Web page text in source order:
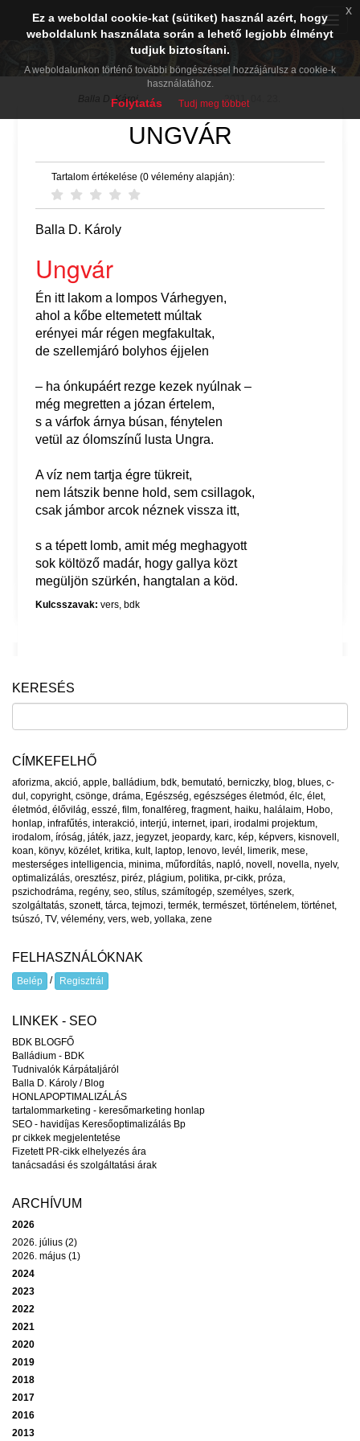
Toggle
BDK PréPost
Balla D. Károj 2011. 04. 23.
UNGVÁR
Tartalom értékelése (0 vélemény alapján):
Balla D. Károly
Ungvár
Én itt lakom a lompos Várhegyen,
ahol a kőbe eltemetett múltak
erényei már régen megfakultak,
de szellemjáró bolyhos éjjelen
– ha ónkupáért rezge kezek nyúlnak –
még megretten a józan értelem,
s a várfok árnya búsan, fénytelen
vetül az ólomszínű lusta Ungra.
A víz nem tartja égre tükreit,
nem látszik benne hold, sem csillagok,
csak jámbor arcok néznek vissza itt,
s a tépett lomb, amit még meghagyott
sok költöző madár, hogy gallya közt
megüljön szürkén, hangtalan a köd.
Kulcsszavak: vers bdk
KERESÉS
CÍMKEFELHŐ
aforizma akció apple balládium bdk bemutató berniczky, blog blues c-
dul copyright, csönge dráma Egészség egészséges életmód élc élet,
életmód élővilág esszé film fonalféreg fragment, haiku halálaim Hobo
honlap infrafűtés interakció interjú internet, ipari irodalmi projektum
irodalom íróság játék jazz jegyzet, jeopardy, karc kép képvers kisnovell
koan könyv, közélet, kritika kult, laptop lenovo levél limerik mese
mesterséges intelligencia minima műfordítás napló novell novella nyelv,
optimalizálás oresztész piréz plágium politika pr-cikk próza
pszichodráma regény, seo stílus számítogép személyes szerk
szolgáltatás szonett, tárca tejmozi termék természet, történelem történet,
tsúszó TV, vélemény, vers web yollaka zene
FELHASZNÁLÓKNAK
Belép / Regisztrál
LINKEK - SEO
BDK BLOGFŐ
Balládium - BDK
Tudnivalók Kárpátaljáról
Balla D. Károly / Blog
HONLAPOPTIMALIZÁLÁS
tartalommarketing - keresőmarketing honlap
SEO - havidíjas Keresőoptimalizálás Bp
pr cikkek megjelentetése
Fizetett PR-cikk elhelyezés ára
tanácsadási és szolgáltatási árak
ARCHÍVUM
2026
2026. július (2)
2026. május (1)
2024
2023
2022
2021
2020
2019
2018
2017
2016
2013
Ez a weboldal cookie-kat (sütiket) használ azért, hogy
weboldalunk használata során a lehető legjobb élményt
tudjuk biztosítani.
A weboldalunkon történő további böngészéssel hozzájárulsz a cookie-k
használatához.
Folytatás Tudj meg többet
x